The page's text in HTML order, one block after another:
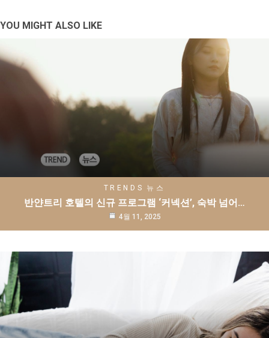
YOU MIGHT ALSO LIKE
TRENDS 뉴스
반얀트리 호텔의 신규 프로그램 ‘커넥션’, 숙박 넘어…
4월 11, 2025